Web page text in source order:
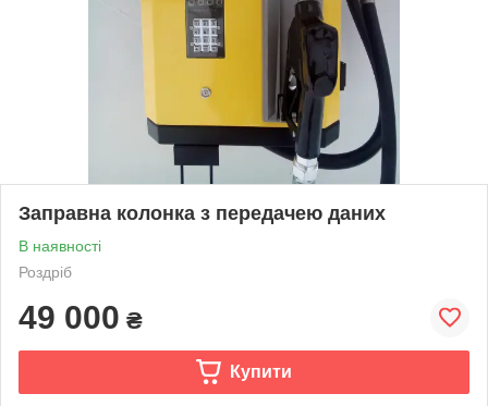
Заправна колонка з передачею даних
В наявності
Роздріб
49 000 ₴
Купити